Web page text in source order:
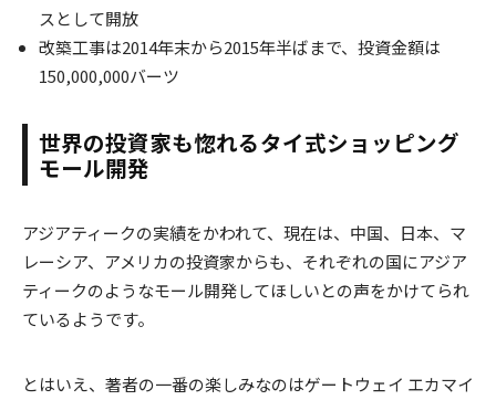
スとして開放
改築工事は2014年末から2015年半ばまで、投資金額は
150,000,000バーツ
世界の投資家も惚れるタイ式ショッピング
モール開発
アジアティークの実績をかわれて、現在は、中国、日本、マ
レーシア、アメリカの投資家からも、それぞれの国にアジア
ティークのようなモール開発してほしいとの声をかけてられ
ているようです。
とはいえ、著者の一番の楽しみなのはゲートウェイ エカマイ